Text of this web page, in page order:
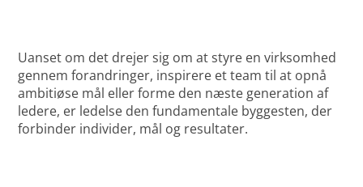
Uanset om det drejer sig om at styre en virksomhed
gennem forandringer, inspirere et team til at opnå
ambitiøse mål eller forme den næste generation af
ledere, er ledelse den fundamentale byggesten, der
forbinder individer, mål og resultater.